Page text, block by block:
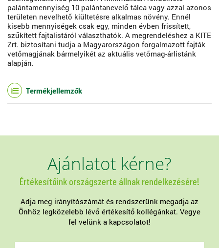
palántamennyiség 10 palántanevelő tálca vagy azzal azonos
területen nevelhető kiültetésre alkalmas növény. Ennél
kisebb mennyiségek csak egy, minden évben frissített,
szűkített fajtalistáról választhatók. A megrendeléshez a KITE
Zrt. biztosítani tudja a Magyarországon forgalmazott fajták
vetőmagjának bármelyikét az aktuális vetőmag-árlistánk
alapján.
Termékjellemzők
Ajánlatot kérne?
Értékesítőink országszerte állnak rendelkezésére!
Adja meg irányítószámát és rendszerünk megadja az
Önhöz legközelebb lévő értékesítő kollégánkat. Vegye
fel velünk a kapcsolatot!